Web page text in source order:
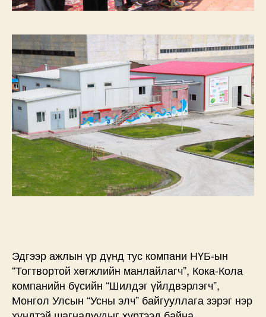
Эдгээр ажлын үр дүнд тус компани НҮБ-ын
“Тогтвортой хөгжлийн манлайлагч”, Кока-Кола
компанийн бүсийн “Шилдэг үйлдвэрлэгч”,
Монгол Улсын “Усны элч” байгууллага зэрэг нэр